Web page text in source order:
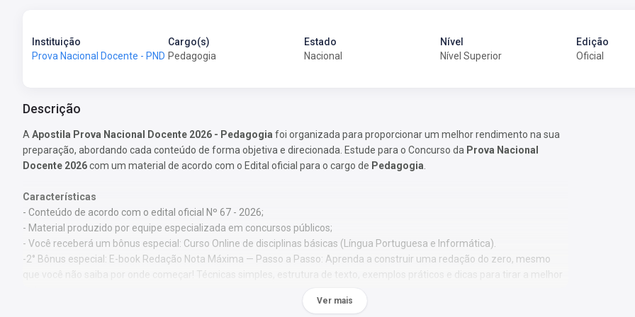
Instituição
Prova Nacional Docente - PND
Cargo(s)
Pedagogia
Estado
Nacional
Nível
Nível Superior
Edição
Oficial
Descrição
A Apostila Prova Nacional Docente 2026 - Pedagogia foi organizada para proporcionar um melhor rendimento na sua
preparação, abordando cada conteúdo de forma objetiva e direcionada. Estude para o Concurso da Prova Nacional
Docente 2026com um material de acordo com o Edital oficial para o cargo de Pedagogia
Características
- Conteúdo de acordo com o edital oficial Nº 67 - 2026;
- Material produzido por equipe especializada em concursos públicos;
- Você receberá um bônus especial: Curso Online de disciplinas básicas (Língua Portuguesa e Informática).
-2° Bônus especial: E-book Redação Nota Máxima — Passo a Passo: Aprenda a construir uma redação do zero, mesmo
que você não saiba por onde começar! Técnicas simples, estrutura de texto, exemplos práticos e dicas para tirar a melhor
Ver mais